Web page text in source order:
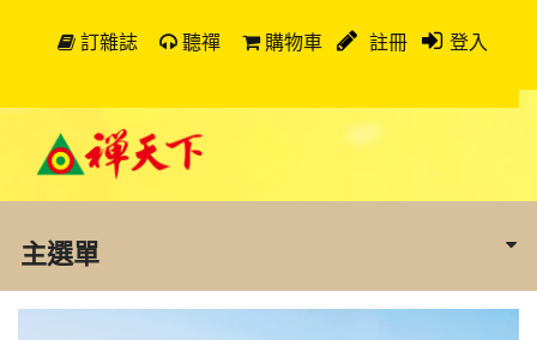
訂雜誌 聽禪 購物車 註冊 登入
主選單